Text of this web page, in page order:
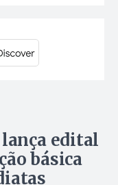
edital
básica